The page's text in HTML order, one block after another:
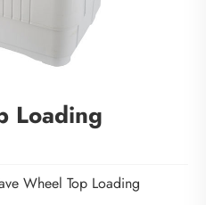
Loading
Wheel Top Loading